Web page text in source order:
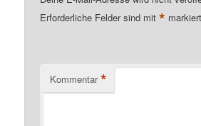
Erforderliche Felder sind mit* markiert
Kommentar *